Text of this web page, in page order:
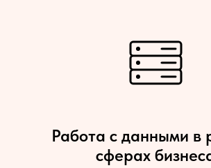
Работа с данными в
сферах